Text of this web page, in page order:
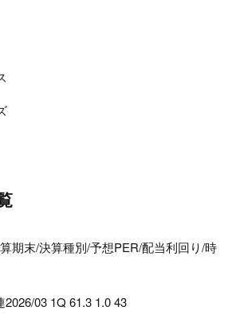
期末/決算種別/予想PER/配当利回り/時
03 1Q 61.3 1.0 43